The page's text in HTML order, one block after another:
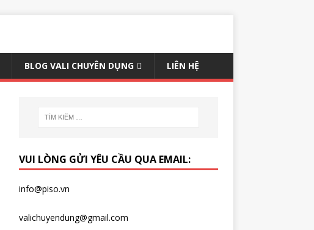
BLOG VALI CHUYÊN DỤNG LIÊN HỆ
VUI LÒNG GỬI YÊU CẦU QUA EMAIL:
info@piso.vn
valichuyendung@gmail.com